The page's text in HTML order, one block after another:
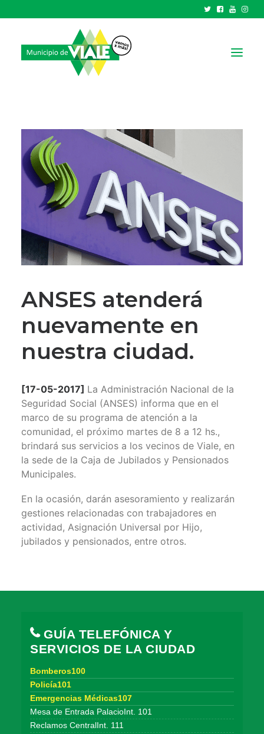
GOBIERNO
HCD
TRÁMITES Y SERVICIOS
CIUDAD
PARQUE INDUSTRIAL
RECAUDACIONES
ANSES atenderá
nuevamente en
nuestra ciudad.
[17-05-2017] La Administración Nacional de la
Seguridad Social (ANSES) informa que en el
marco de su programa de atención a la
comunidad, el próximo martes de 8 a 12 hs.,
brindará sus servicios a los vecinos de Viale, en
la sede de la Caja de Jubilados y Pensionados
Municipales.
En la ocasión, darán asesoramiento y realizarán
gestiones relacionadas con trabajadores en
actividad, Asignación Universal por Hijo,
jubilados y pensionados, entre otros.
GUÍA TELEFÓNICA Y
SERVICIOS DE LA CIUDAD
Bomberos100
Policía101
Emergencias Médicas107
Mesa de Entrada PalacioInt. 101
Reclamos CentralInt. 111